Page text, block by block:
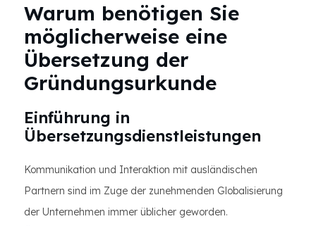
Warum benötigen Sie
möglicherweise eine
Übersetzung der
Gründungsurkunde
Einführung in
Übersetzungsdienstleistungen
Kommunikation und Interaktion mit ausländischen
Partnern sind im Zuge der zunehmenden Globalisierung
der Unternehmen immer üblicher geworden.